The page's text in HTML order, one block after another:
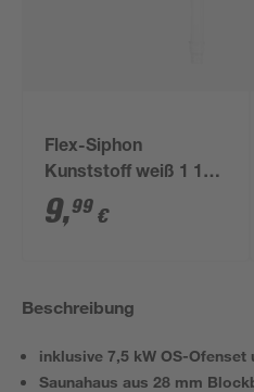
Flex-Siphon
Kunststoff weiß 1 1/2'
x 40/50 mm
9,99 €
Beschreibung
inklusive 7,5 kW OS-
Saunahaus aus 28 mm